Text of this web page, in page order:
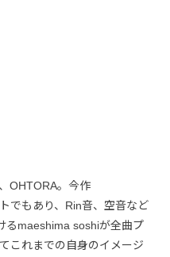
OHTORA。今作
でもあり、Rin音、空音など
るmaeshima soshiが全曲プ
これまでの自身のイメージ